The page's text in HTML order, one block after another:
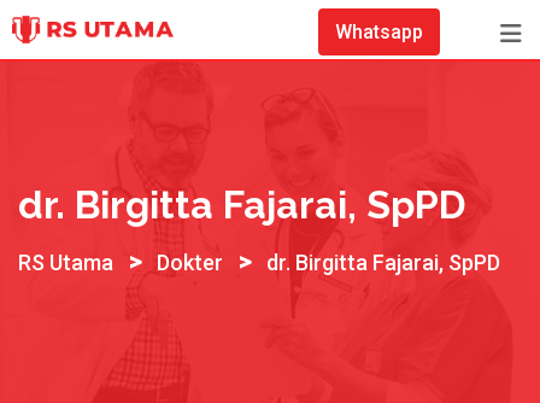
Skip
Whatsapp
dr. Birgitta Fajarai, SpPD
RS Utama > Dokter > dr. Birgitta Fajarai, SpPD